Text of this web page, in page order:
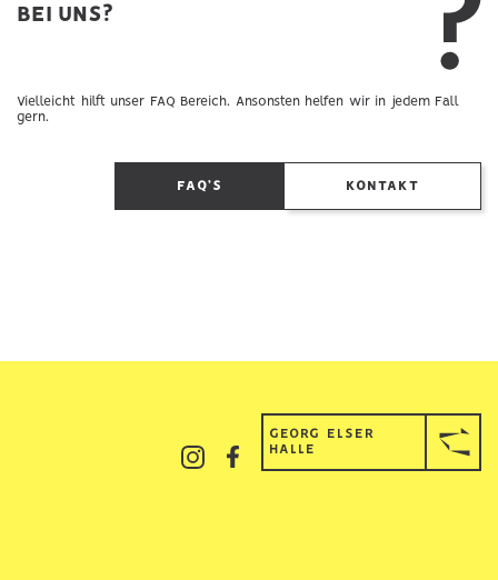
BEI UNS?
Vielleicht hilft unser FAQ Bereich. Ansonsten helfen wir in jedem Fall
gern.
FAQ’S KONTAKT
GEORG ELSER
HALLE